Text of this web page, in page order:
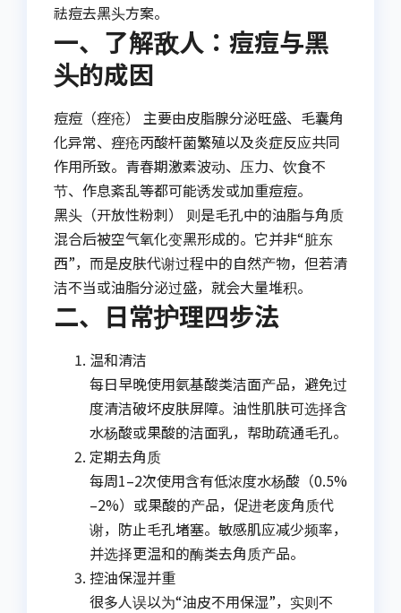
祛痘去黑头方案。
一、了解敌人：痘痘与黑
头的成因
痘痘（痤疮） 主要由皮脂腺分泌旺盛、毛囊角
化异常、痤疮丙酸杆菌繁殖以及炎症反应共同
作用所致。青春期激素波动、压力、饮食不
节、作息紊乱等都可能诱发或加重痘痘。
黑头（开放性粉刺） 则是毛孔中的油脂与角质
混合后被空气氧化变黑形成的。它并非“脏东
西”，而是皮肤代谢过程中的自然产物，但若清
洁不当或油脂分泌过盛，就会大量堆积。
二、日常护理四步法
温和清洁
每日早晚使用氨基酸类洁面产品，避免过
度清洁破坏皮肤屏障。油性肌肤可选择含
水杨酸或果酸的洁面乳，帮助疏通毛孔。
定期去角质
每周1–2次使用含有低浓度水杨酸（0.5%
–2%）或果酸的产品，促进老废角质代
谢，防止毛孔堵塞。敏感肌应减少频率，
并选择更温和的酶类去角质产品。
控油保湿并重
很多人误以为“油皮不用保湿”，实则不